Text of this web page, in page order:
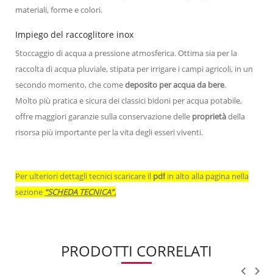
materiali, forme e colori.
Impiego del raccoglitore inox
Stoccaggio di acqua a pressione atmosferica. Ottima sia per la
raccolta di acqua pluviale, stipata per irrigare i campi agricoli, in un
secondo momento, che comedeposito per acqua da bere.
Molto più pratica e sicura dei classici bidoni per acqua potabile,
offre maggiori garanzie sulla conservazione delle proprietàdella
risorsa più importante per la vita degli esseri viventi.
Per ulteriori dettagli tecnici scaricare il pdf in alto alla pagina nella
sezione “SCHEDA TECNICA”.
PRODOTTI CORRELATI